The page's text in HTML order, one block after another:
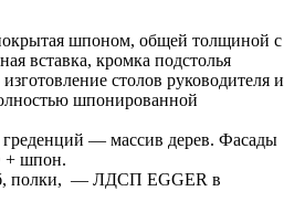
шпоном, общей толщиной с
вставка, кромка подстолья
столов руководителя и
шпонированной
— массив дерев. Фасады
шпон.
полки, — ЛДСП EGGER в